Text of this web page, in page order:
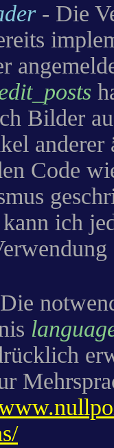
- Die
Bilder
anderer
Code
ich